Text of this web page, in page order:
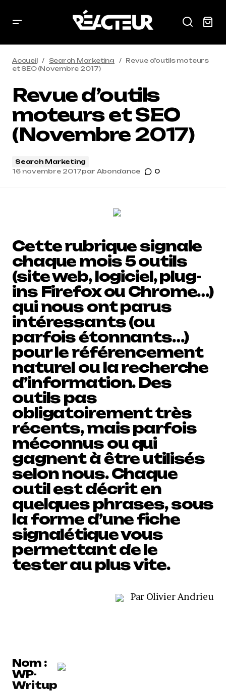
Accueil Search Marketing
Revue d’outils moteurs
et SEO (Novembre 2017)
Revue d’outils
moteurs et SEO
(Novembre 2017)
Search Marketing
16 novembre 2017par Abondance 0
Cette rubrique signale
chaque mois 5 outils
(site web, logiciel, plug-
ins Firefox ou Chrome…)
qui nous ont parus
intéressants (ou
parfois étonnants…)
pour le référencement
naturel ou la recherche
d’information. Des
outils pas
obligatoirement très
récents, mais parfois
méconnus ou qui
gagnent à être utilisés
selon nous. Chaque
outil est décrit en
quelques phrases, sous
la forme d’une fiche
signalétique vous
permettant de le
tester au plus vite.
Par Olivier Andrieu
Nom :
WP-
Writup